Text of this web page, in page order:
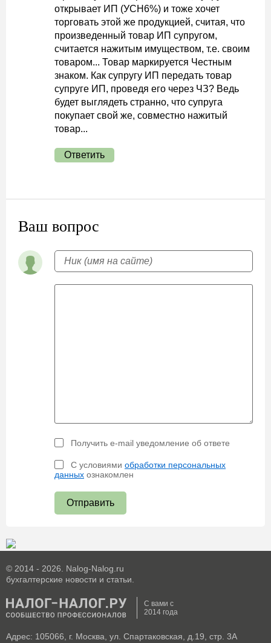
открывает ИП (УСН6%) и тоже хочет
торговать этой же продукцией, считая, что
произведенный товар ИП супругом,
считается нажитым имуществом, т.е. своим
товаром... Товар маркируется Честным
знаком. Как супругу ИП передать товар
супруге ИП, проведя его через ЧЗ? Ведь
будет выглядеть странно, что супруга
покупает свой же, совместно нажитый
товар...
Ответить
Ваш вопрос
Получить e-mail уведомление об ответе
С условиями обработки персональных
данных ознакомлен
Отправить
© 2014 - 2026. Nalog-Nalog.ru
бухгалтерские новости и статьи.
С вами с
2014 года
Адрес: 105066, г. Москва, ул. Спартаковская, д.19, стр. 3А